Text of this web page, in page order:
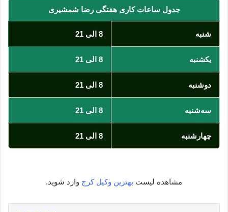
جدول ساعات کاری هفتگی رضا شمشیری
شنبه 8 الی 21
یکشنبه 8 الی 21
دوشنبه 8 الی 21
سه‌شنبه 8 الی 21
چهارشنبه 8 الی 21
مشاهده لیست بهترین وکیل کرج وارد شوید.